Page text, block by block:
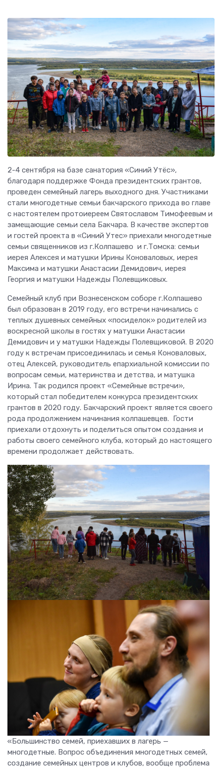
2-4 сентября на базе санатория «Синий Утёс»,
благодаря поддержке Фонда президентских грантов,
проведен семейный лагерь выходного дня. Участниками
стали многодетные семьи бакчарского прихода во главе
с настоятелем протоиереем Святославом Тимофеевым и
замещающие семьи села Бакчара. В качестве экспертов
и гостей проекта в «Синий Утес» приехали многодетные
семьи священников из г.Колпашево и г.Томска: семьи
иерея Алексея и матушки Ирины Коноваловых, иерея
Максима и матушки Анастасии Демидович, иерея
Георгия и матушки Надежды Полевщиковых.
Семейный клуб при Вознесенском соборе г.Колпашево
был образован в 2019 году, его встречи начинались с
теплых душевных семейных «посиделок» родителей из
воскресной школы в гостях у матушки Анастасии
Демидович и у матушки Надежды Полевщиковой. В 2020
году к встречам присоединилась и семья Коноваловых,
отец Алексей, руководитель епархиальной комиссии по
вопросам семьи, материнства и детства, и матушка
Ирина. Так родился проект «Семейные встречи»,
который стал победителем конкурса президентских
грантов в 2020 году. Бакчарский проект является своего
рода продолжением начинания колпашевцев. Гости
приехали отдохнуть и поделиться опытом создания и
работы своего семейного клуба, который до настоящего
времени продолжает действовать.
«Большинство семей, приехавших в лагерь —
многодетные. Вопрос объединения многодетных семей,
создание семейных центров и клубов, вообще проблема